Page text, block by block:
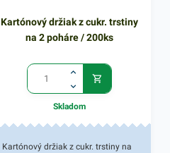
Kartónový držiak z cukr. trstiny
na 2 poháre / 200ks
Skladom
Kartónový držiak z cukr. trstiny na